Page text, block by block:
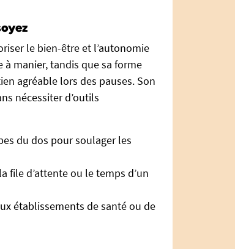
le bien-être et l’autonomie
manier, tandis que sa forme
agréable lors des pauses. Son
nécessiter d’outils
du dos pour soulager les
file d’attente ou le temps d’un
établissements de santé ou de